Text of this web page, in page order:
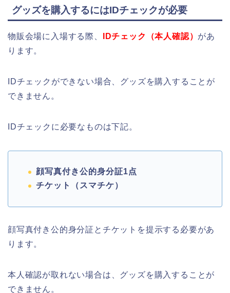
グッズを購入するにはIDチェックが必要
物販会場に入場する際、 IDチェック（本人確認） があ
ります。
IDチェックができない場合、グッズを購入することが
できません。
IDチェックに必要なものは下記。
顔写真付き公的身分証1点
チケット（スマチケ）
顔写真付き公的身分証とチケットを提示する必要があ
ります。
本人確認が取れない場合は、グッズを購入することが
できません。